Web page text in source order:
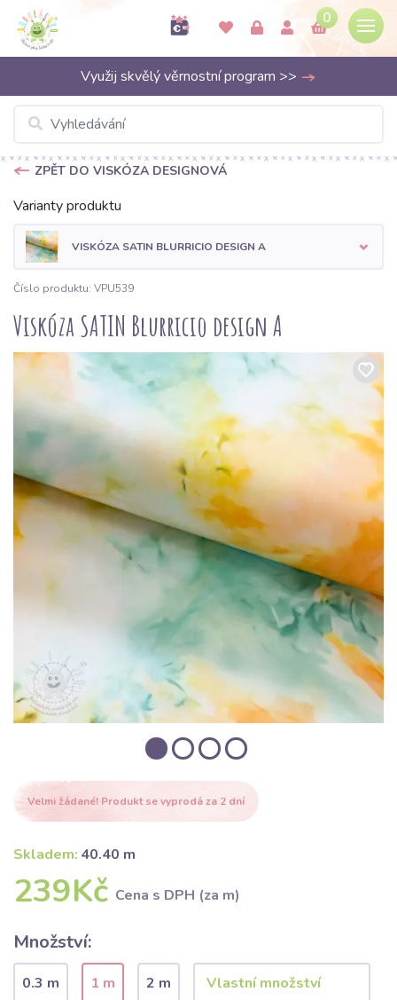
0
Využij skvělý věrnostní program >>
ZPĚT DO VISKÓZA DESIGNOVÁ
Varianty produktu
VISKÓZA SATIN BLURRICIO DESIGN A
Číslo produktu: VPU539
Viskóza SATIN Blurricio design A
Velmi žádané! Produkt se vyprodá za 2 dní
Skladem: 40.40 m
239Kč Cena s DPH (za m)
Množství:
0.3 m 1 m
2 m